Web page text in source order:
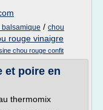
/ chou
rouge vinaigre
chou rouge confit
et poire en
thermomix